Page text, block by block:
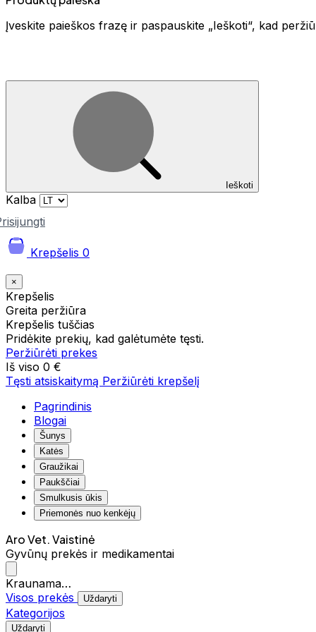
Įveskite paieškos frazę ir paspauskite „Ieškoti“, kad
Ieškoti
Kalba
Krepšelis 0
×
Krepšelis
Greita peržiūra
Krepšelis tuščias
Pridėkite prekių, kad galėtumėte tęsti.
Peržiūrėti prekes
Iš viso 0 €
Tęsti atsiskaitymą Peržiūrėti krepšelį
Pagrindinis
Blogai
Šunys
Katės
Graužikai
Paukščiai
Smulkusis ūkis
Priemonės nuo kenkėjų
Aro Vet. Vaistinė
Gyvūnų prekės ir medikamentai
Kraunama…
Visos prekės
Uždaryti
Kategorijos
Uždaryti